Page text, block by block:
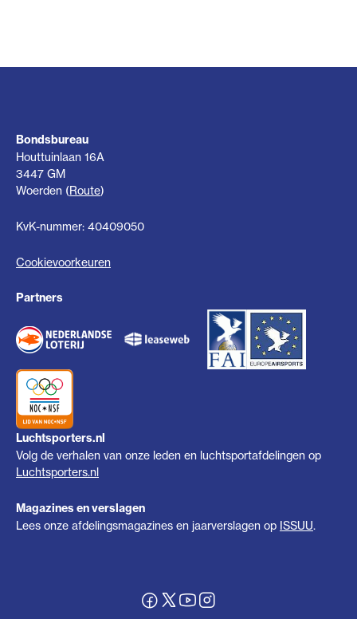
Bondsbureau
Houttuinlaan 16A
3447 GM
Woerden (Route)
KvK-nummer: 40409050
Cookievoorkeuren
Partners
Luchtsporters.nl
Volg de verhalen van onze leden en luchtsportafdelingen op
Luchtsporters.nl
Magazines en verslagen
Lees onze afdelingsmagazines en jaarverslagen op ISSUU.